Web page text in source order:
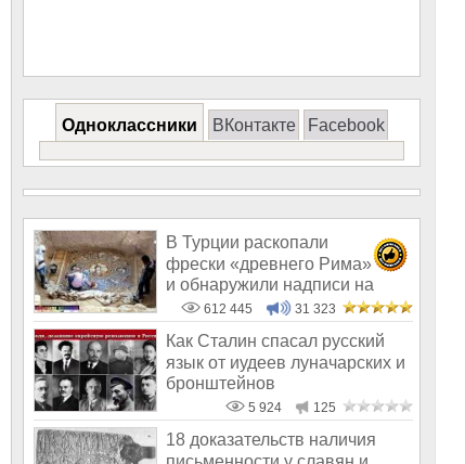
Одноклассники ВКонтакте Facebook
В Турции раскопали
фрески «древнего Рима»
и обнаружили надписи на
Русском!
612 445 31 323
Как Сталин спасал русский
язык от иудеев луначарских и
бронштейнов
5 924 125
18 доказательств наличия